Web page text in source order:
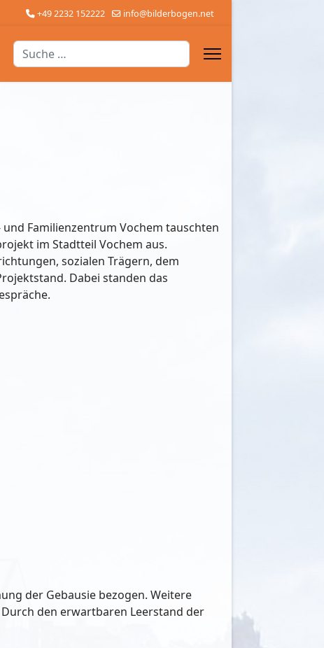
+49 2232 152222 info@bilderbogen.net
Suchen
Familienzentrum Vochem tauschten
im Stadtteil Vochem aus.
sozialen Trägern, dem
Dabei standen das
der Gebausie bezogen. Weitere
den erwartbaren Leerstand der